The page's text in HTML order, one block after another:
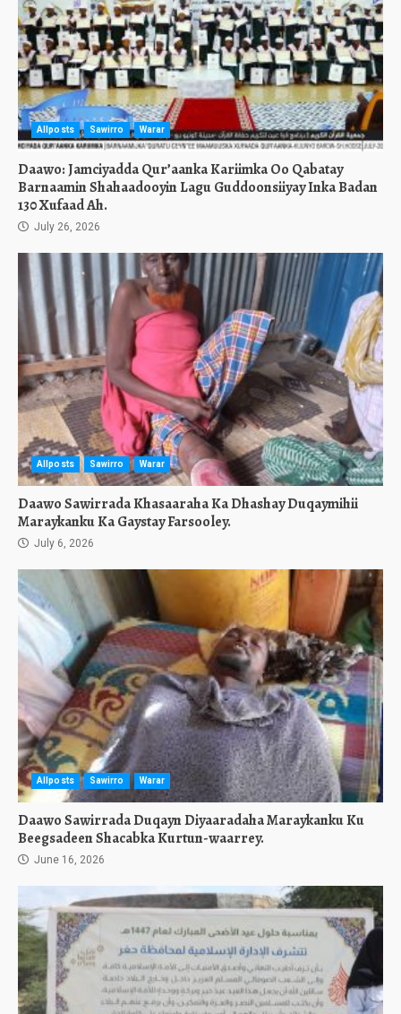
Allposts Sawirro Warar
Daawo: Jamciyadda Qur’aanka Kariimka Oo Qabatay
Barnaamin Shahaadooyin Lagu Guddoonsiiyay Inka Badan
130 Xufaad Ah.
July 26, 2026
Allposts Sawirro Warar
Daawo Sawirrada Khasaaraha Ka Dhashay Duqaymihii
Maraykanku Ka Gaystay Farsooley.
July 6, 2026
Allposts Sawirro Warar
Daawo Sawirrada Duqayn Diyaaradaha Maraykanku Ku
Beegsadeen Shacabka Kurtun-waarrey.
June 16, 2026